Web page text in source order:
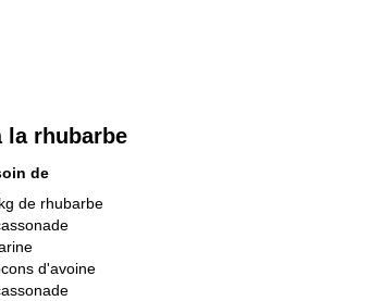
la rhubarbe
de
de rhubarbe
d'avoine